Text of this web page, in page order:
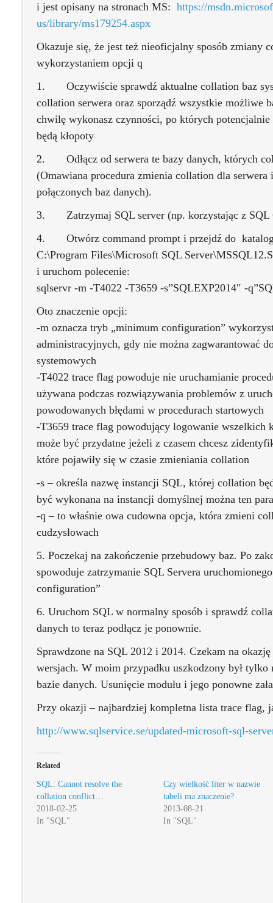
i jest opisany na stronach MS: https://
us/library/ms179254.aspx
Okazuje się, że jest też nieoficjalny sposób zmiany
wykorzystaniem opcji q
1. Oczywiście sprawdź aktualne collation baz
collation serwera oraz sporządź wszystkie możliwe
chwilę wykonasz czynności, po których potencjalnie
będą kłopoty
2. Odłącz od serwera te bazy danych, których
(Omawiana procedura zmienia collation dla
połączonych baz danych).
3. Zatrzymaj SQL server (np. korzystając z SQL
4. Otwórz command prompt i przejdź do
C:\Program Files\Microsoft SQL
i uruchom polecenie:
sqlservr -m -T4022 -T3659 -s”SQLEXP2014″ -
Oto znaczenie opcji:
-m oznacza tryb „minimum configuration”
administracyjnych, gdy nie można zagwarantować
systemowych
-T4022 trace flag powoduje nie uruchamianie
używana podczas rozwiązywania problemów z
powodowanych błędami w procedurach startowych
-T3659 trace flag powodujący logowanie wszelkich
może być przydatne jeżeli z czasem chcesz
które pojawiły się w czasie zmieniania collation
-s – określa nazwę instancji SQL, której collation
być wykonana na instancji domyślnej można ten
-q – to właśnie owa cudowna opcja, która zmieni
cudzysłowach
5. Poczekaj na zakończenie przebudowy baz. Po
spowoduje zatrzymanie SQL Servera
configuration”
6. Uruchom SQL w normalny sposób i sprawdź
danych to teraz podłącz je ponownie.
Sprawdzone na SQL 2012 i 2014. Czekam na
wersjach. W moim przypadku uszkodzony był tylko
bazie danych. Usunięcie modułu i jego ponowne
Przy okazji – najbardziej kompletna lista trace flag,
http://www.sqlservice.se/updated-microsoft-sql-
Related
SQL: Cannot resolve the
collation conflict…
2018-02-25
In "SQL"
Czy wielkość liter w nazwie
tabeli ma znaczenie?
2013-08-21
In "SQL"